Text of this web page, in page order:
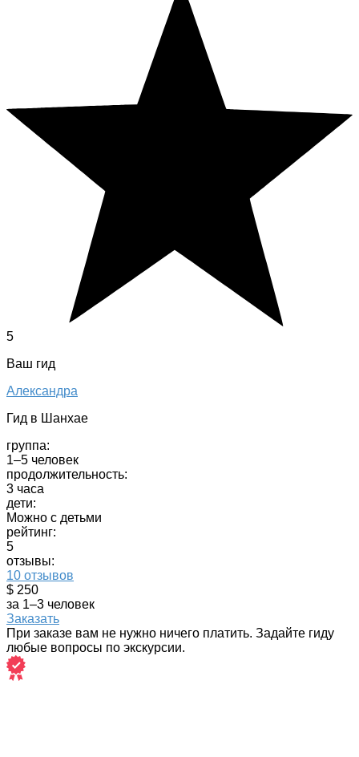
5
Ваш гид
Александра
Гид в Шанхае
группа:
1–5 человек
продолжительность:
3 часа
дети:
Можно с детьми
рейтинг:
5
отзывы:
10 отзывов
$ 250
за 1–3 человек
Заказать
При заказе вам не нужно ничего платить. Задайте гиду
любые вопросы по экскурсии.